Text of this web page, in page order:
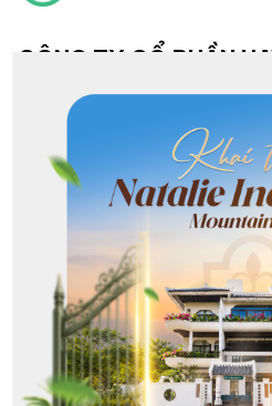
CÔNG TY CỔ PHẦN
TRỤ SỞ & CHI NHÁNH
Hội sở: 193 Nguyễn Văn Linh, Hải Châu,
CN NHS: 36 - 38 Khuê Mỹ Đông 3, Ngũ
CN Sơn Trà: Lô G1 Phạm Văn Đồng,
CN Hoà Xuân: 368 Nguyễn Phước
CN Liên Chiểu: 213 Nguyễn Sinh Sắc,
VỀ CHÚNG TÔI